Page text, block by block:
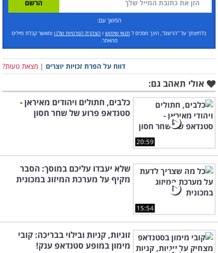
המשך עם:
בלחיצתך על "הרשם", הינך מסכים ל תנאי שימוש ו הצהרת הפרטיות שלנו ומאשר קבלת מיילים
מהאתר.
דווח על הפרת זכויות יוצרים | מצאת טעות?
אולי תאהב גם:
20:59
כלבים, חתולים ויהודים מאיראן -
סטנדאפ פרוע של שחר חסון
15:54
שלא יעבדו עליכם במוסך: הסבר
מקיף על מערכת המיזוג במכונית
זוגיות, קניות ובילוי בבריכה: קובי
מימון במופע סטנדאפ ענק!